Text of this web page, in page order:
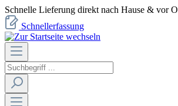
Schnelle Lieferung direkt nach Hause & vor
Schnellerfassung